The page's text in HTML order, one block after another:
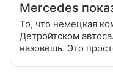
Mercedes
То, что немецкая
Детройтском
назовешь. Это